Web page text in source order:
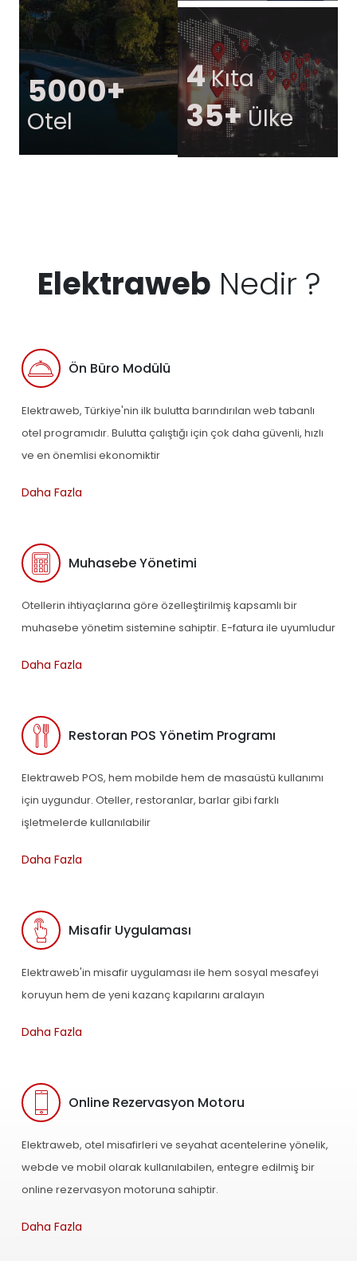
5000+
Otel
4Kıta
35+Ülke
Elektraweb Nedir ?
Ön Büro Modülü
Elektraweb, Türkiye'nin ilk bulutta barındırılan web tabanlı
otel programıdır. Bulutta çalıştığı için çok daha güvenli, hızlı
ve en önemlisi ekonomiktir
Daha Fazla
Muhasebe Yönetimi
Otellerin ihtiyaçlarına göre özelleştirilmiş kapsamlı bir
muhasebe yönetim sistemine sahiptir. E-fatura ile uyumludur
Daha Fazla
Restoran POS Yönetim Programı
Elektraweb POS, hem mobilde hem de masaüstü kullanımı
için uygundur. Oteller, restoranlar, barlar gibi farklı
işletmelerde kullanılabilir
Daha Fazla
Misafir Uygulaması
Elektraweb'in misafir uygulaması ile hem sosyal mesafeyi
koruyun hem de yeni kazanç kapılarını aralayın
Daha Fazla
Online Rezervasyon Motoru
Elektraweb, otel misafirleri ve seyahat acentelerine yönelik,
webde ve mobil olarak kullanılabilen, entegre edilmiş bir
online rezervasyon motoruna sahiptir.
Daha Fazla